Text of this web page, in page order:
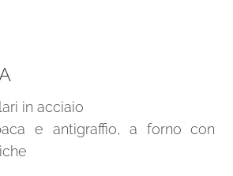
in acciaio
e antigraffio, a forno con